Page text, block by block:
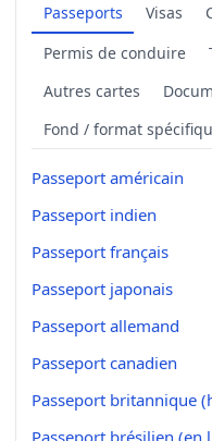
Passeports Visas
Permis de conduire
Autres cartes
Fond / format
Passeport américain
Passeport indien
Passeport français
Passeport japonais
Passeport allemand
Passeport canadien
Passeport britannique
Passeport brésilien (en